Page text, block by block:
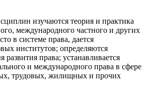
изучаются теория и практика
международного частного и других
в системе права, дается
институтов; определяются
развития права; устанавливается
и международного права в сфере
трудовых, жилищных и прочих